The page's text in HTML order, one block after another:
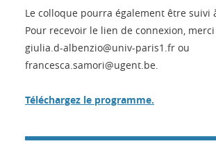
Le colloque pourra également être suivi
Pour recevoir le lien de connexion,
giulia.d-albenzio@univ-paris1.fr ou
francesca.samori@ugent.be.
Téléchargez le programme.